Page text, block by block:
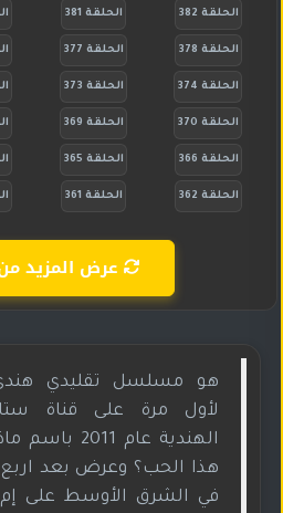
الحلقة 382 الحلقة 381
الحلقة 378 الحلقة 377
الحلقة 374 الحلقة 373
الحلقة 370 الحلقة 369
الحلقة 366 الحلقة 365
الحلقة 362 الحلقة 361
عرض المزيد
هو مسلسل تقليدي
لأول مرة على قناة
الهندية عام
هذا الحب؟ وعرض بعد
في الشرق الأوسط على